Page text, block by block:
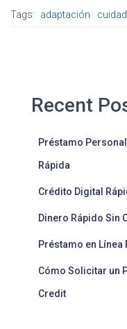
Tags: adaptación
Recent
Préstamo
Rápida
Crédito Digital
Dinero Rápido Sin
Préstamo en
Cómo Solicitar un
Credit